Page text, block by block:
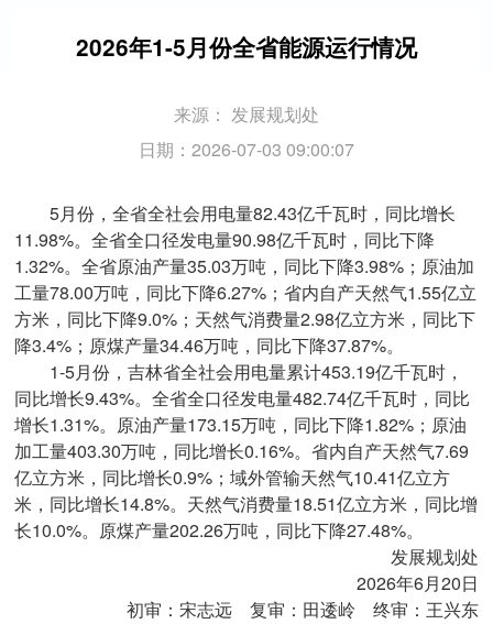
2026年1-5月份全省能源运行情况
来源： 发展规划处
日期：2026-07-03 09:00:07
5月份，全省全社会用电量82.43亿千瓦时，同比增长
11.98%。全省全口径发电量90.98亿千瓦时，同比下降
1.32%。全省原油产量35.03万吨，同比下降3.98%；原油加
工量78.00万吨，同比下降6.27%；省内自产天然气1.55亿立
方米，同比下降9.0%；天然气消费量2.98亿立方米，同比下
降3.4%；原煤产量34.46万吨，同比下降37.87%。
1-5月份，吉林省全社会用电量累计453.19亿千瓦时，
同比增长9.43%。全省全口径发电量482.74亿千瓦时，同比
增长1.31%。原油产量173.15万吨，同比下降1.82%；原油
加工量403.30万吨，同比增长0.16%。省内自产天然气7.69
亿立方米，同比增长0.9%；域外管输天然气10.41亿立方
米，同比增长14.8%。天然气消费量18.51亿立方米，同比增
长10.0%。原煤产量202.26万吨，同比下降27.48%。
发展规划处
2026年6月20日
初审：宋志远 复审：田逶岭 终审：王兴东